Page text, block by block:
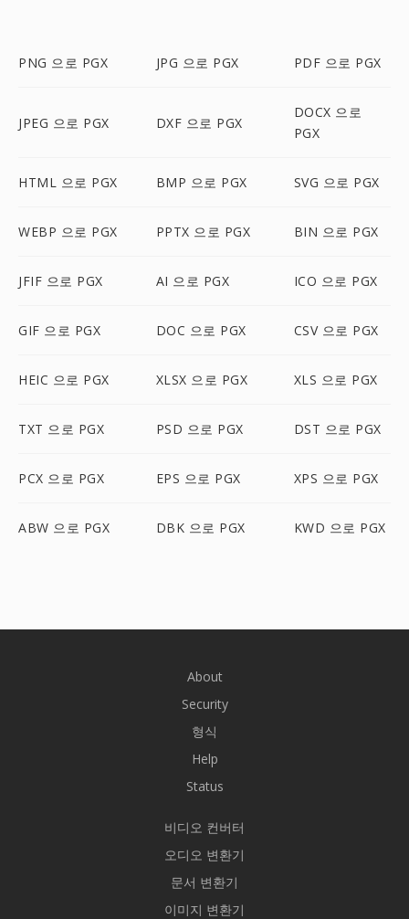
PNG 으로 PGX JPG 으로 PGX PDF 으로 PGX
JPEG 으로 PGX DXF 으로 PGX
DOCX 으로
PGX
HTML 으로 PGX BMP 으로 PGX SVG 으로 PGX
WEBP 으로 PGX PPTX 으로 PGX BIN 으로 PGX
JFIF 으로 PGX AI 으로 PGX ICO 으로 PGX
GIF 으로 PGX DOC 으로 PGX CSV 으로 PGX
HEIC 으로 PGX XLSX 으로 PGX XLS 으로 PGX
TXT 으로 PGX PSD 으로 PGX DST 으로 PGX
PCX 으로 PGX EPS 으로 PGX XPS 으로 PGX
ABW 으로 PGX DBK 으로 PGX KWD 으로 PGX
About
Security
형식
Help
Status
비디오 컨버터
오디오 변환기
문서 변환기
이미지 변환기